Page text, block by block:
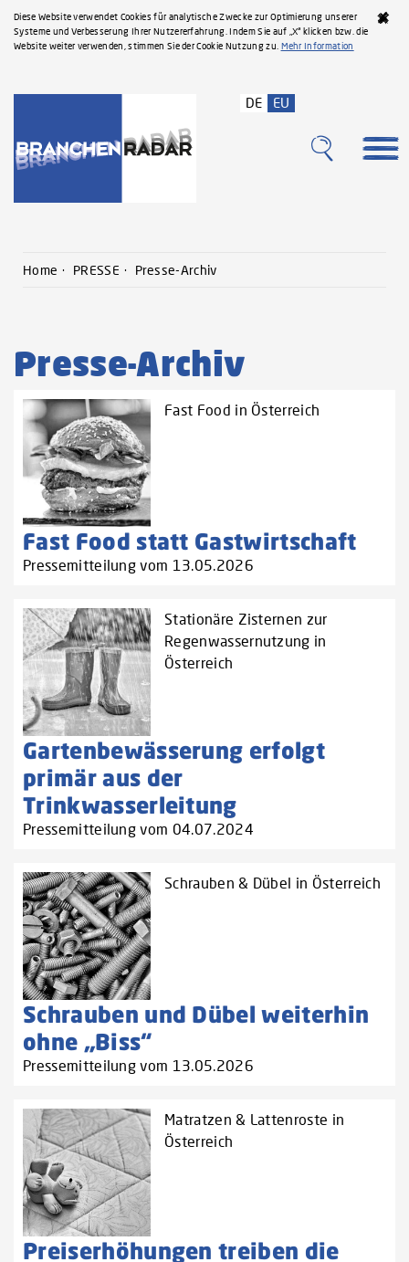
Diese Website verwendet Cookies für analytische Zwecke zur Optimierung unserer
Systeme und Verbesserung Ihrer Nutzererfahrung. Indem Sie auf „X“ klicken bzw. die
Website weiter verwenden, stimmen Sie der Cookie Nutzung zu. Mehr Information
DE EU
Home PRESSE Presse-Archiv
Presse-Archiv
Fast Food in Österreich
Fast Food statt Gastwirtschaft
Pressemitteilung vom 13.05.2026
Stationäre Zisternen zur
Regenwassernutzung in
Österreich
Gartenbewässerung erfolgt
primär aus der
Trinkwasserleitung
Pressemitteilung vom 04.07.2024
Schrauben & Dübel in Österreich
Schrauben und Dübel weiterhin
ohne „Biss“
Pressemitteilung vom 13.05.2026
Matratzen & Lattenroste in
Österreich
Preiserhöhungen treiben die